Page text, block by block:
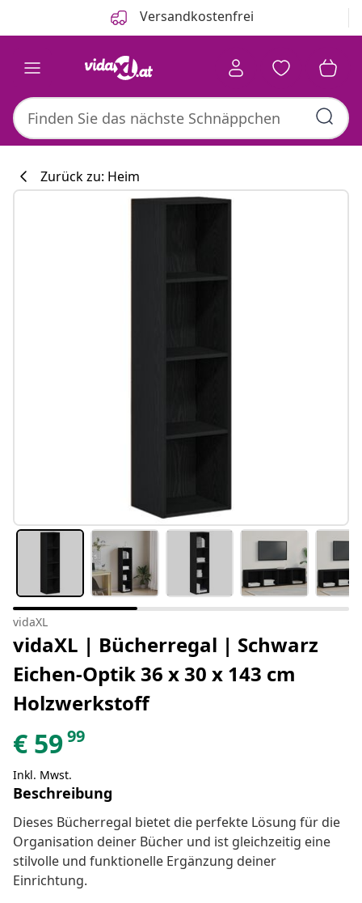
Versandkostenfrei
Zurück zu: Heim
vidaXL
vidaXL | Bücherregal | Schwarz
Eichen-Optik 36 x 30 x 143 cm
Holzwerkstoff
€ 5999
Inkl. Mwst.
Beschreibung
Dieses Bücherregal bietet die perfekte Lösung für die
Organisation deiner Bücher und ist gleichzeitig eine
stilvolle und funktionelle Ergänzung deiner
Einrichtung.